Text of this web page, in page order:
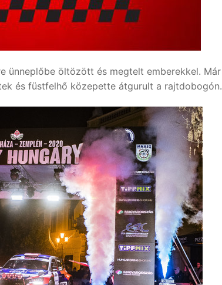
ünneplőbe öltözött és megtelt emberekkel. Már
és füstfelhő közepette átgurult a rajtdobogón.